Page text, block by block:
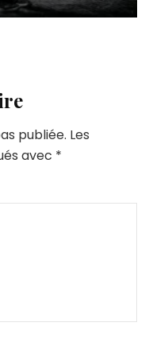
publiée. Les
avec *